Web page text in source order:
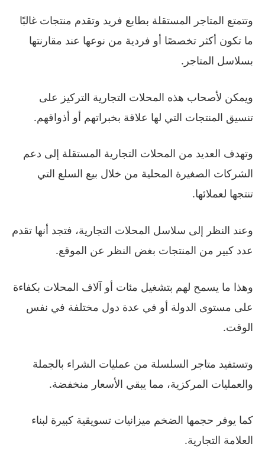
وتتمتع المتاجر المستقلة بطابع فريد وتقدم منتجات غالبًا
ما تكون أكثر تخصصًا أو فردية من نوعها عند مقارنتها
بسلاسل المتاجر.
ويمكن لأصحاب هذه المحلات التجارية التركيز على
تنسيق المنتجات التي لها علاقة بخبراتهم أو أذواقهم.
وتهدف العديد من المحلات التجارية المستقلة إلى دعم
الشركات الصغيرة المحلية من خلال بيع السلع التي
تنتجها لعملائها.
وعند النظر إلى سلاسل المحلات التجارية، فتجد أنها تقدم
عدد كبير من المنتجات بغض النظر عن الموقع.
وهذا ما يسمح لهم بتشغيل مئات أو آلاف المحلات بكفاءة
على مستوى الدولة أو في عدة دول مختلفة في نفس
الوقت.
وتستفيد متاجر السلسلة من عمليات الشراء بالجملة
والعمليات المركزية، مما يبقي الأسعار منخفضة.
كما يوفر حجمها الضخم ميزانيات تسويقية كبيرة لبناء
العلامة التجارية.